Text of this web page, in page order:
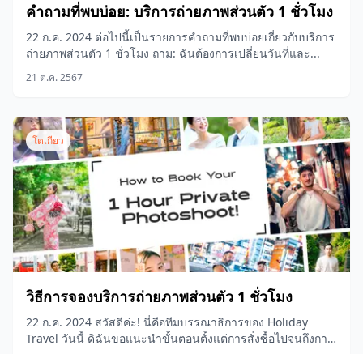
คำถามที่พบบ่อย: บริการถ่ายภาพส่วนตัว 1 ชั่วโมง
22 ก.ค. 2024 ต่อไปนี้เป็นรายการคำถามที่พบบ่อยเกี่ยวกับบริการ
ถ่ายภาพส่วนตัว 1 ชั่วโมง ถาม: ฉันต้องการเปลี่ยนวันที่และ...
21 ต.ค. 2567
โตเกียว
วิธีการจองบริการถ่ายภาพส่วนตัว 1 ชั่วโมง
22 ก.ค. 2024 สวัสดีค่ะ! นี่คือทีมบรรณาธิการของ Holiday
Travel วันนี้ ดิฉันขอแนะนำขั้นตอนตั้งแต่การสั่งซื้อไปจนถึงการ